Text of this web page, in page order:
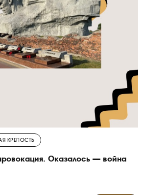
КРЕПОСТЬ
Оказалось — война